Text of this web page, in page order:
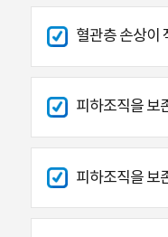
혈관층 손상이
피하조직을 보
피하조직을 보